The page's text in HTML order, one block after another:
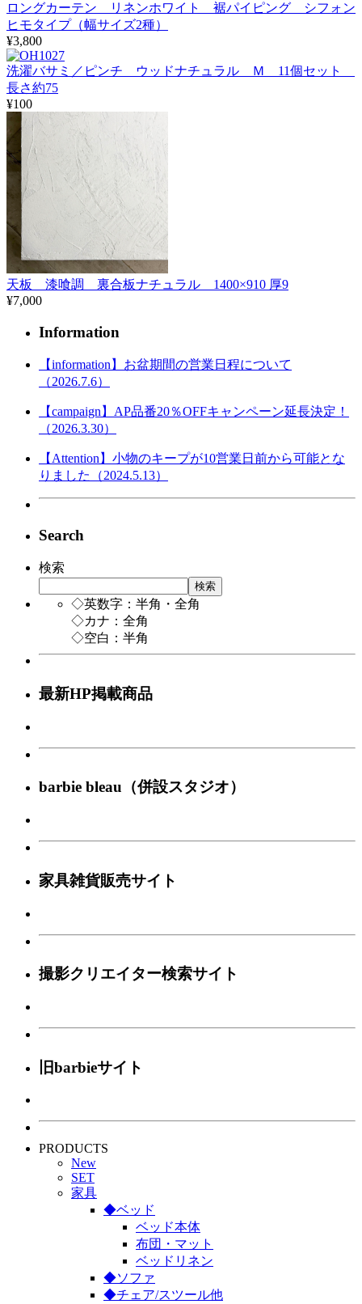
ロングカーテン リネンホワイト 裾パイピング シフォン
ヒモタイプ（幅サイズ2種）
¥3,800
洗濯バサミ／ピンチ ウッドナチュラル Ｍ 11個セット
長さ約75
¥100
天板 漆喰調 裏合板ナチュラル 1400×910 厚9
¥7,000
Information
【information】お盆期間の営業日程について
（2026.7.6）
【campaign】AP品番20％OFFキャンペーン延長決定！
（2026.3.30）
【Attention】小物のキープが10営業日前から可能とな
りました（2024.5.13）
Search
検索
検索
◇英数字：半角・全角
◇カナ：全角
◇空白：半角
最新HP掲載商品
barbie bleau（併設スタジオ）
家具雑貨販売サイト
撮影クリエイター検索サイト
旧barbieサイト
PRODUCTS
New
SET
家具
◆ベッド
ベッド本体
布団・マット
ベッドリネン
◆ソファ
◆チェア/スツール他